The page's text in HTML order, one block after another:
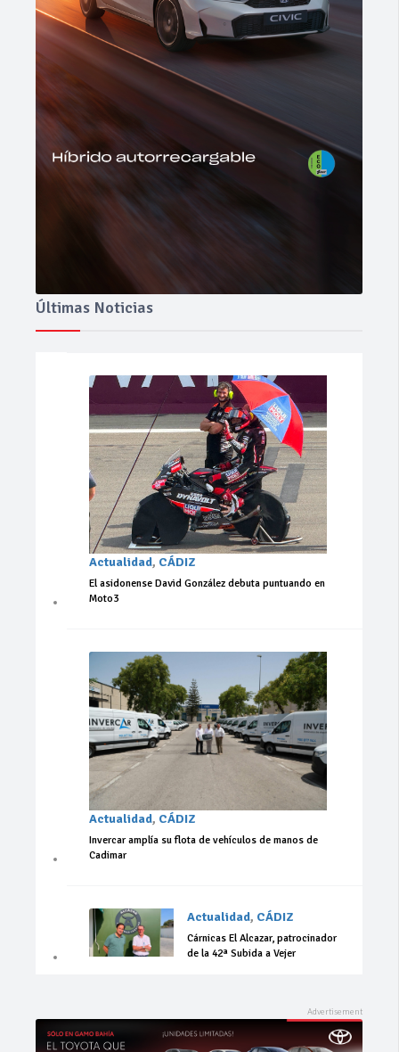
Últimas Noticias
Actualidad, CÁDIZ
El asidonense David González debuta puntuando en
Moto3
Actualidad, CÁDIZ
Invercar amplía su flota de vehículos de manos de
Cadimar
Actualidad, CÁDIZ
Cárnicas El Alcazar, patrocinador
de la 42ª Subida a Vejer